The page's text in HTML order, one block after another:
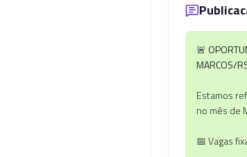
🚨
MARCOS/
Estamos
no mês de
📅 Vagas